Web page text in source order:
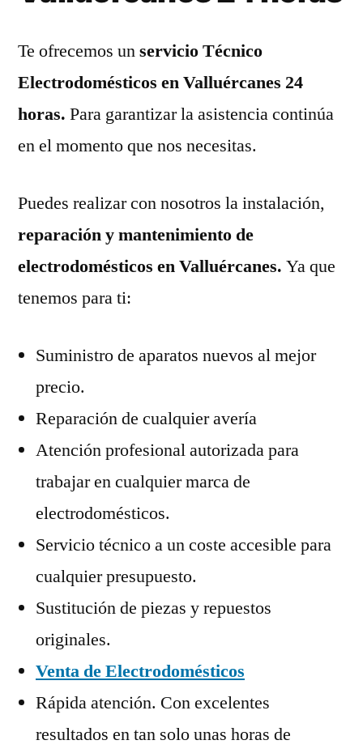
Te ofrecemos unservicio Técnico
Electrodomésticos en Valluércanes 24
horas. Para garantizar la asistencia continúa
en el momento que nos necesitas.
Puedes realizar con nosotros la instalación,
reparación y mantenimiento de
electrodomésticos en Valluércanes. Ya que
tenemos para ti:
Suministro de aparatos nuevos al mejor
precio.
Reparación de cualquier avería
Atención profesional autorizada para
trabajar en cualquier marca de
electrodomésticos.
Servicio técnico a un coste accesible para
cualquier presupuesto.
Sustitución de piezas y repuestos
originales.
Venta de Electrodomésticos
Rápida atención. Con excelentes
resultados en tan solo unas horas de